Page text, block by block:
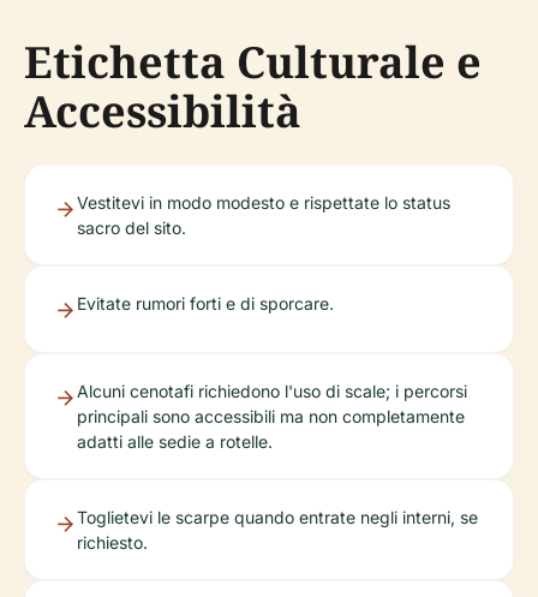
Etichetta Culturale e
Accessibilità
Vestitevi in modo modesto e rispettate lo status
sacro del sito.
Evitate rumori forti e di sporcare.
Alcuni cenotafi richiedono l'uso di scale; i percorsi
principali sono accessibili ma non completamente
adatti alle sedie a rotelle.
Toglietevi le scarpe quando entrate negli interni, se
richiesto.